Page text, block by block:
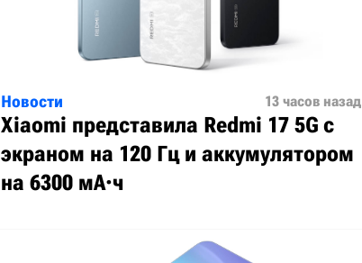
Новости 13 часов назад
Xiaomi представила Redmi 17 5G с
экраном на 120 Гц и аккумулятором
на 6300 мА·ч